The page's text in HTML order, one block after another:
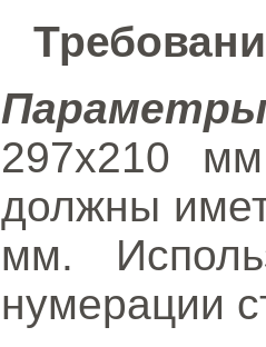
297x210
должны
мм.
нумерации